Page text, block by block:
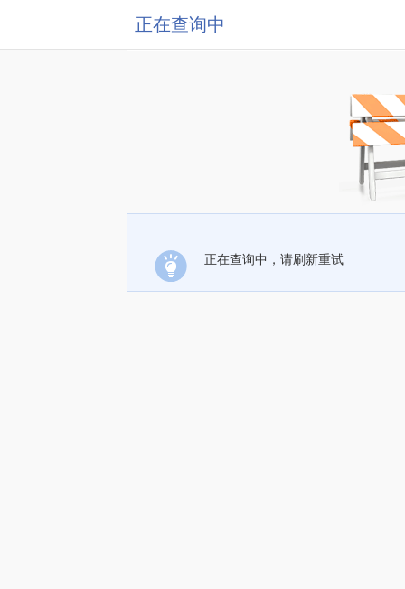
正在查询中
正在查询中，请刷新重试